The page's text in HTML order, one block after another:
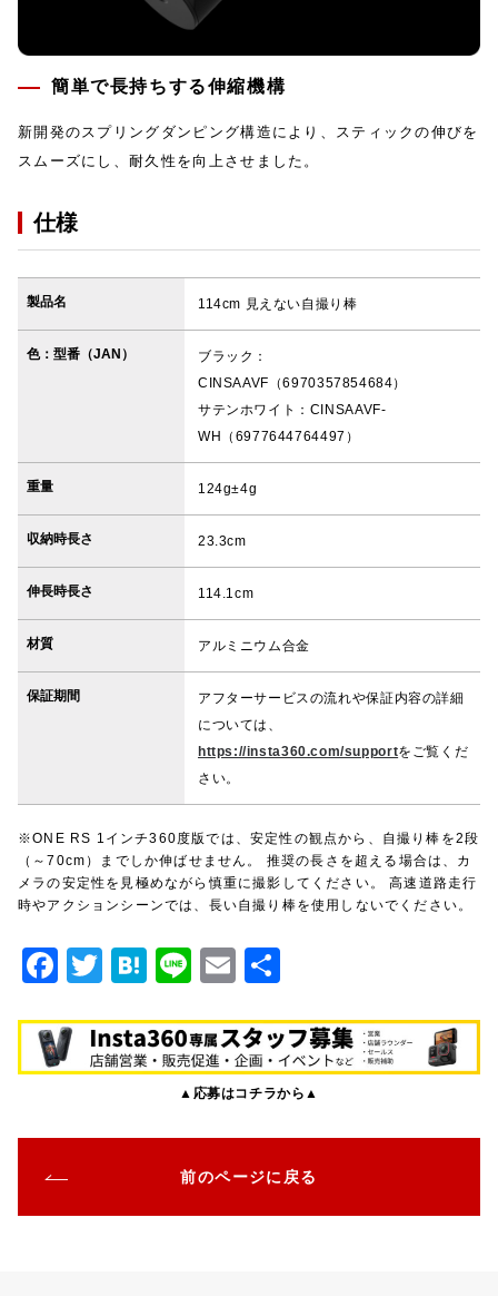
簡単で長持ちする伸縮機構
新開発のスプリングダンピング構造により、スティックの伸びを
スムーズにし、耐久性を向上させました。
仕様
製品名 114cm 見えない自撮り棒
色：型番（JAN）
ブラック：
CINSAAVF（6970357854684）
サテンホワイト：CINSAAVF-
WH（6977644764497）
重量 124g±4g
収納時長さ 23.3cm
伸長時長さ 114.1cm
材質 アルミニウム合金
保証期間
アフターサービスの流れや保証内容の詳細
については、
https://insta360.com/supportをご覧くだ
さい。
※ONE RS 1インチ360度版では、安定性の観点から、自撮り棒を2段
（～70cm）までしか伸ばせません。 推奨の長さを超える場合は、カ
メラの安定性を見極めながら慎重に撮影してください。 高速道路走行
時やアクションシーンでは、長い自撮り棒を使用しないでください。
F
c
e
o
o
k
T
it
te
H
e
n
Li
e
E
ai
l
▲応募はコチラから▲
前のページに戻る